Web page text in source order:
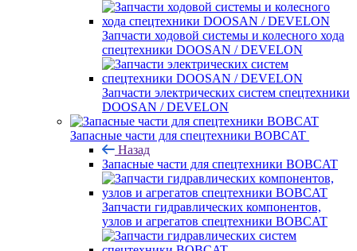
Запчасти ходовой системы и колесного хода
спецтехники DOOSAN / DEVELON
Запчасти электрических систем спецтехники
DOOSAN / DEVELON
Запасные части для спецтехники BOBCAT
Назад
Запасные части для спецтехники BOBCAT
Запчасти гидравлических компонентов,
узлов и агрегатов спецтехники BOBCAT